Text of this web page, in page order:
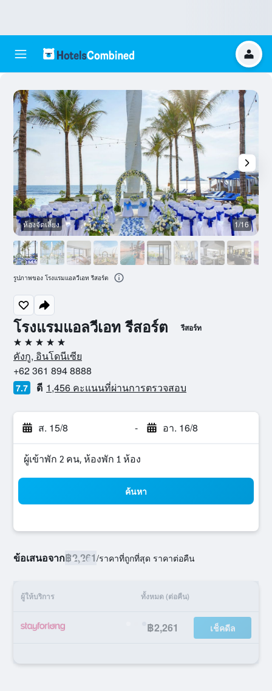
โรงแรมแอลวีเอท รีสอร์ต รีสอร์ท
5 ดาว
คังกู, อินโดนีเซีย
+62 361 894 8888
7.7 ดี 1,456 คะแนนที่ผ่านการตรวจสอบ
ส. 15/8 - อา. 16/8
ผู้เข้าพัก 2 คน, ห้องพัก 1 ห้อง
ค้นหา
ข้อเสนอจาก฿2,261/ราคาที่ถูกที่สุด ราคาต่อคืน
ผู้ให้บริการ ทั้งหมด (ต่อคืน)
฿2,261 เช็คดีล
ห้องจัดเลี้ยง 1/16
รูปภาพของ โรงแรมแอลวีเอท รีสอร์ต